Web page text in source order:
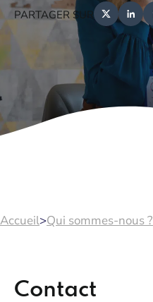
PARTAGER SUR
Accueil>Qui sommes-nous ?
Contact